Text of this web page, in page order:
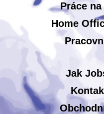
Práce
Home
Jak